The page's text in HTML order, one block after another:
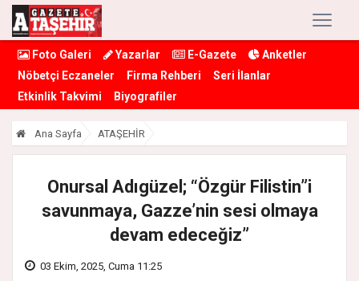
Foto Galeri Yazarlar E-Gazete
Anketler
Nöbetçi Eczaneler
Firma Rehberi
Seri İlanlar
Etkinlik Takvimi
Biyografiler
Ana Sayfa ATAŞEHİR
Onursal Adıgüzel; “Özgür Filistin”i
savunmaya, Gazze’nin sesi olmaya
devam edeceğiz”
03 Ekim, 2025, Cuma 11:25